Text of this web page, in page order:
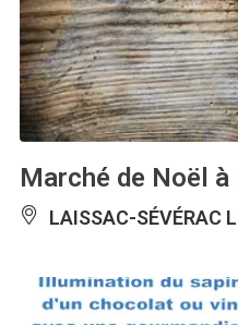
Marché de Noël
LAISSAC-SÉVÉRAC